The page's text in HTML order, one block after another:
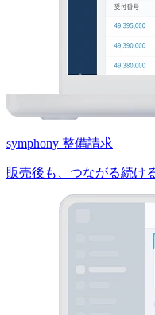
symphony 整備請求
販売後も、つながる続け